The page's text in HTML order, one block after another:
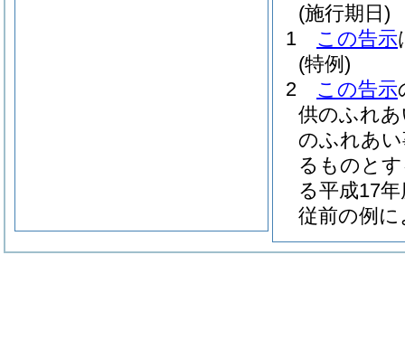
(施行期日)
1
この告示
(特例)
2
この告示
供のふれ
のふれあ
るものと
る平成17
従前の例